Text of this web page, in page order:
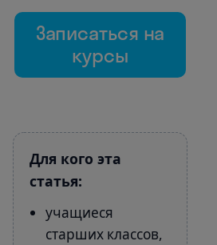
Записаться на
курсы
Для кого эта
статья:
учащиеся
старших классов,